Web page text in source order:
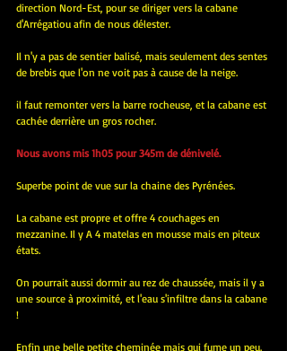
direction Nord-Est, pour se diriger vers la cabane
d'Arrégatiou afin de nous délester.
Il n'y a pas de sentier balisé, mais seulement des sentes
de brebis que l'on ne voit pas à cause de la neige.
il faut remonter vers la barre rocheuse, et la cabane est
cachée derrière un gros rocher.
Nous avons mis 1h05 pour 345m de dénivelé.
Superbe point de vue sur la chaine des Pyrénées.
La cabane est propre et offre 4 couchages en
mezzanine. Il y A 4 matelas en mousse mais en piteux
états.
On pourrait aussi dormir au rez de chaussée, mais il y a
une source à proximité, et l'eau s'infiltre dans la cabane
!
Enfin une belle petite cheminée mais qui fume un peu.